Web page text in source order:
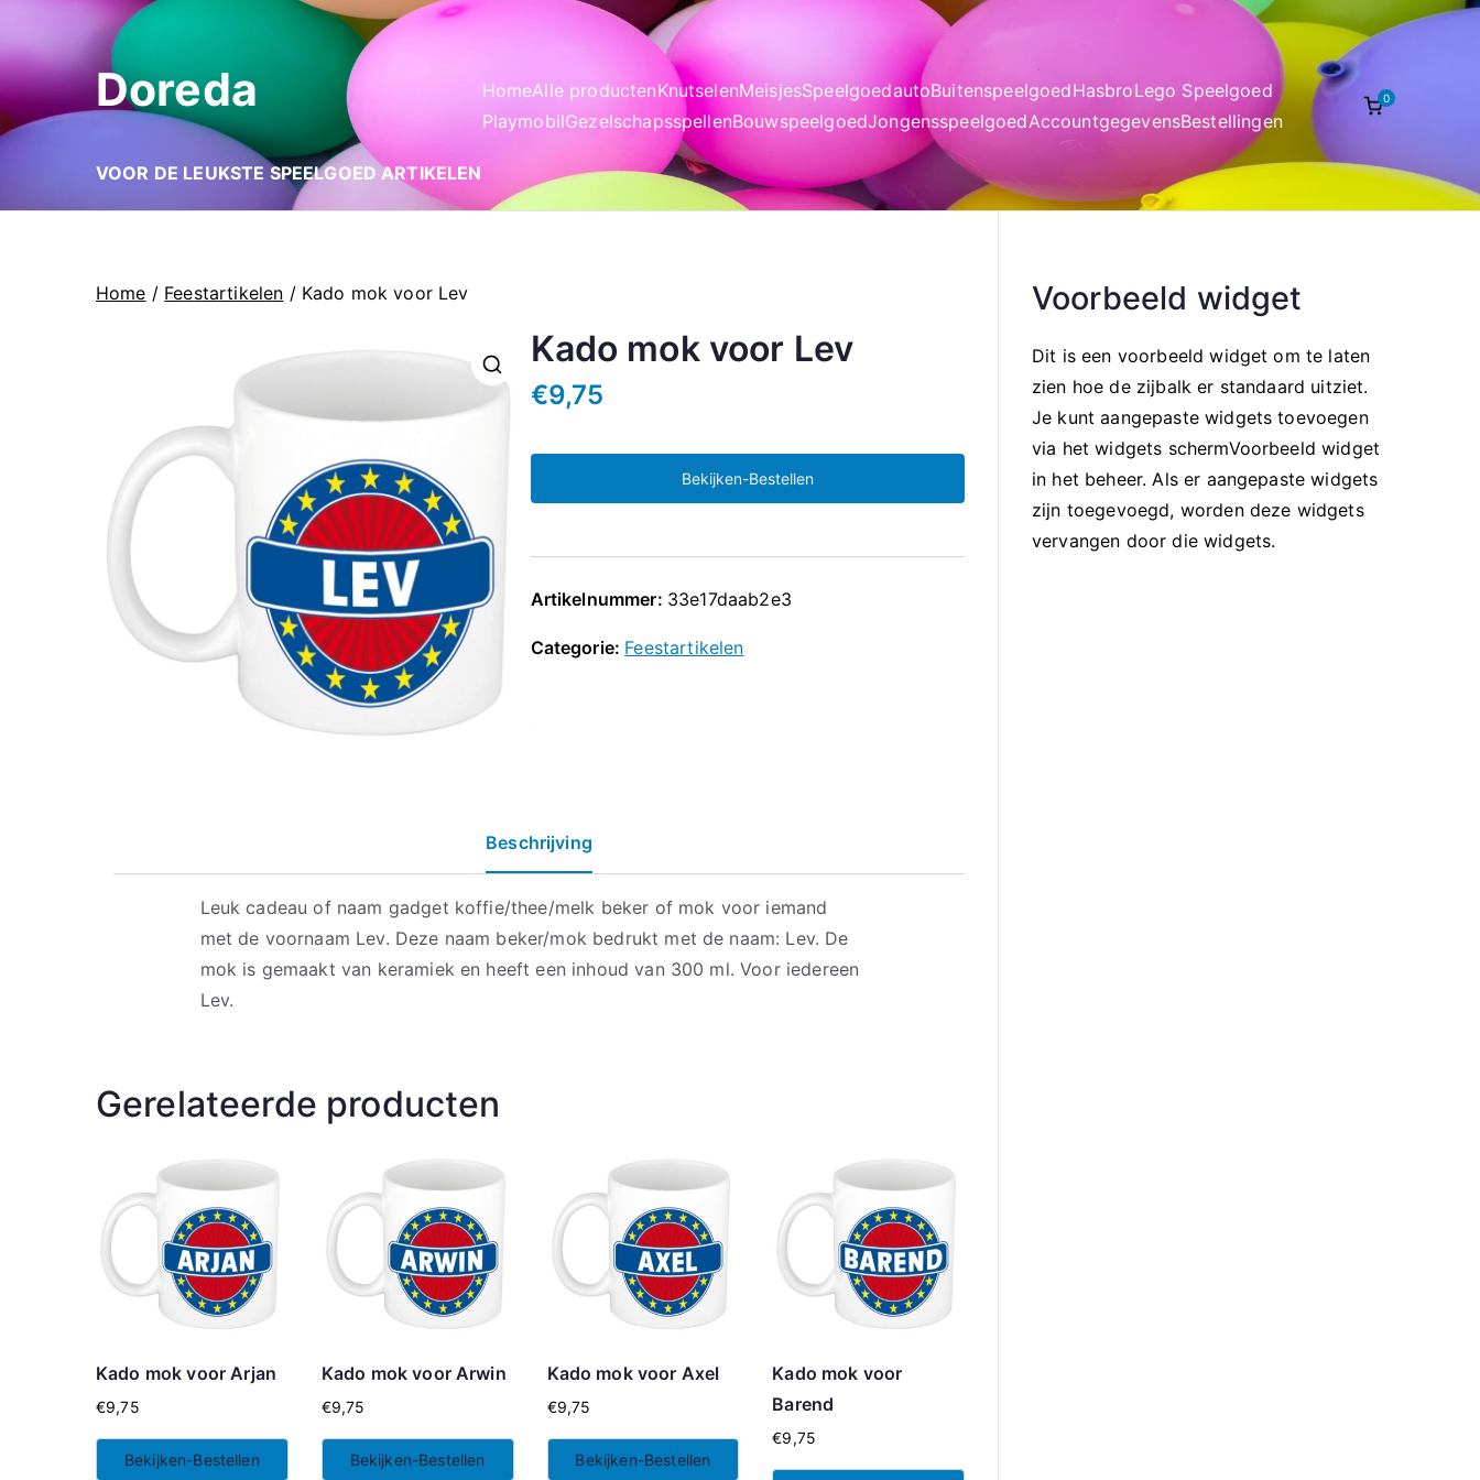
naar
de
inhoud
Doreda
VOOR DE LEUKSTE SPEELGOED ARTIKELEN
HomeAlle productenKnutselenMeisjesSpeelgoedautoBuitenspeelgoedHasbroLego Speelgoed
PlaymobilGezelschapsspellenBouwspeelgoedJongensspeelgoedAccountgegevensBestellingen
0
Home / Feestartikelen / Kado mok voor Lev
🔍
Kado mok voor Lev
€9,75
Bekijken-Bestellen
Artikelnummer: 33e17daab2e3
Categorie: Feestartikelen
Beschrijving
Leuk cadeau of naam gadget koffie/thee/melk beker of mok voor iemand
met de voornaam Lev. Deze naam beker/mok bedrukt met de naam: Lev. De
mok is gemaakt van keramiek en heeft een inhoud van 300 ml. Voor iedereen
Lev.
Gerelateerde producten
Kado mok voor Arjan
€9,75
Bekijken-Bestellen
Kado mok voor Arwin
€9,75
Bekijken-Bestellen
Kado mok voor Axel
€9,75
Bekijken-Bestellen
Kado mok voor
Barend
€9,75
Voorbeeld widget
Dit is een voorbeeld widget om te laten
zien hoe de zijbalk er standaard uitziet.
Je kunt aangepaste widgets toevoegen
via het widgets schermVoorbeeld widget
in het beheer. Als er aangepaste widgets
zijn toegevoegd, worden deze widgets
vervangen door die widgets.